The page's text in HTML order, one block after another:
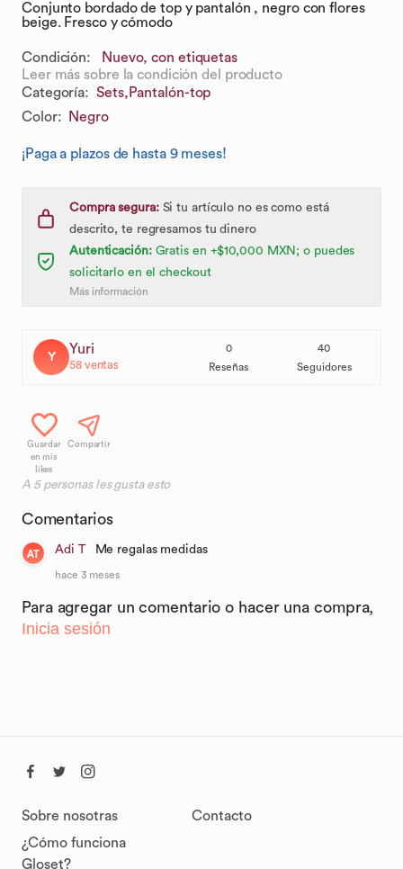
Conjunto bordado de top y pantalón , negro con flores
beige. Fresco y cómodo
Condición:
Nuevo, con etiquetas
Leer más sobre la condición del producto
Categoría: Sets, Pantalón-top
Color: Negro
¡Paga a plazos de hasta 9 meses!
Compra segura:Si tu artículo no es como está
descrito, te regresamos tu dinero
Autenticación:Gratis en +$10,000 MXN; o puedes
solicitarlo en el checkout
Más información
Y Yuri
58ventas
0
Reseñas
40
Seguidores
Guardar
en mis
likes
Compartir
A 5personas les gusta esto
Comentarios
AT Adi T Me regalas medidas
hace 3 meses
Para agregar un comentario o hacer una compra,
Inicia sesión
Sobre nosotras
¿Cómo funciona
Gloset?
Contacto